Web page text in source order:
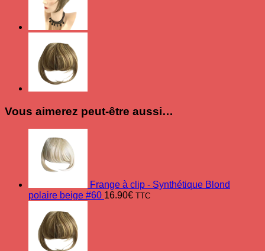
Vous aimerez peut-être aussi…
Frange à clip - Synthétique Blond
polaire beige #60 16.90€ TTC